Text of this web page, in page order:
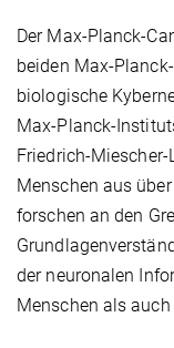
Der Max-Planck-
beiden Max-
biologische
Max-Planck-
Friedrich-
Menschen aus
forschen an den
der neuronalen
Menschen als